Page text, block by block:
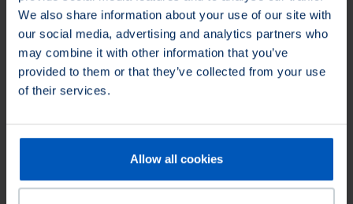
We also share information about your use of our site with
our social media, advertising and analytics partners who
may combine it with other information that you’ve
provided to them or that they’ve collected from your use
of their services.
Allow all cookies
Tragrollen und
Schwerlastrollenführungen
Osborn Load Runners® werden aus sorgfältig
hergestellten Außenringen/Laufflächen und
Wellen gepasst. Lauffläche, Welle und Lager sind zu
geschlossenen, hochtechnischen Einheiten
zusammengefasst. Verwendung finden die Tragrollen in
vielen Produktionsprozessen, wo es um das Handling
von schwerer Lasten unter teilweise extremen
EnglischEnglish Französisch